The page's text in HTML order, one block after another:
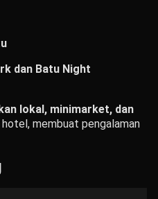
dan Batu Night
lokal, minimarket, dan
membuat pengalaman